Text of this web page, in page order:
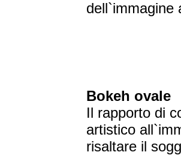
dell`immagine
Bokeh ovale
Il rapporto di
artistico
risaltare il